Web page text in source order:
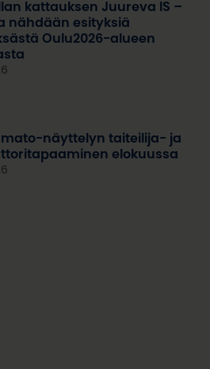
kattauksen Juureva IS –
nähdään esityksiä
Oulu2026-alueen
näyttelyn taiteilija- ja
elokuussa